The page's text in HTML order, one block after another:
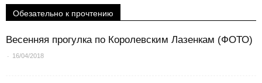
Обезательно к прочтению
Весенняя прогулка по Королевским Лазенкам (ФОТО)
- 16/04/2018